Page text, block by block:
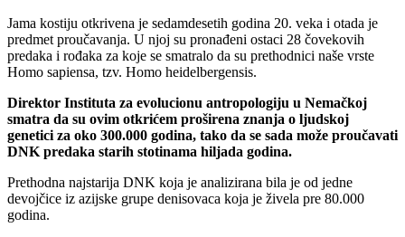
Jama kostiju otkrivena je sedamdesetih godina 20. veka i otada je
predmet proučavanja. U njoj su pronađeni ostaci 28 čovekovih
predaka i rođaka za koje se smatralo da su prethodnici naše vrste
Homo sapiensa, tzv. Homo heidelbergensis.
Direktor Instituta za evolucionu antropologiju u Nemačkoj
smatra da su ovim otkrićem proširena znanja o ljudskoj
genetici za oko 300.000 godina, tako da se sada može proučavati
DNK predaka starih stotinama hiljada godina.
Prethodna najstarija DNK koja je analizirana bila je od jedne
devojčice iz azijske grupe denisovaca koja je živela pre 80.000
godina.